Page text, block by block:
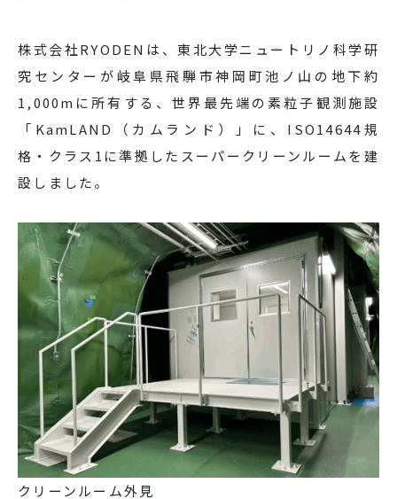
株式会社RYODENは、東北大学ニュートリノ科学研
究センターが岐阜県飛騨市神岡町池ノ山の地下約
1,000mに所有する、世界最先端の素粒子観測施設
「KamLAND（カムランド）」に、ISO14644規
格・クラス1に準拠したスーパークリーンルームを建
設しました。
クリーンルーム外見